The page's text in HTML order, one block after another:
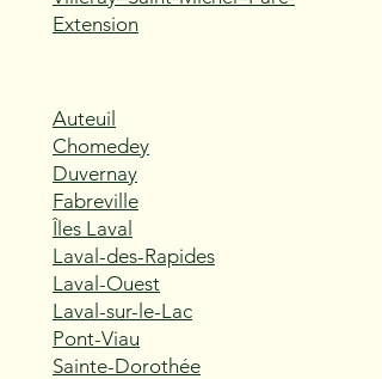
Extension
Auteuil
Chomedey
Duvernay
Fabreville
Îles Laval
Laval-des-Rapides
Laval-Ouest
Laval-sur-le-Lac
Pont-Viau
Sainte-Dorothée